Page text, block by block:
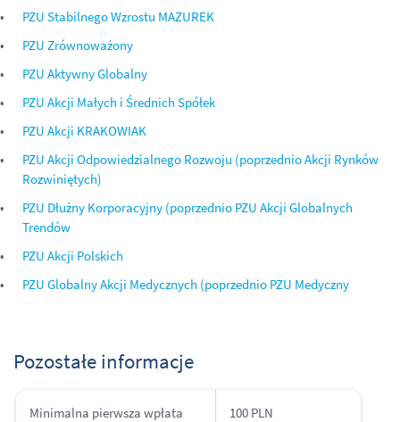
PZU Stabilnego Wzrostu MAZUREK
PZU Zrównoważony
PZU Aktywny Globalny
PZU Akcji Małych i Średnich Spółek
PZU Akcji KRAKOWIAK
PZU Akcji Odpowiedzialnego Rozwoju (poprzednio Akcji Rynków
Rozwiniętych)
PZU Dłużny Korporacyjny (poprzednio PZU Akcji Globalnych
Trendów
PZU Akcji Polskich
PZU Globalny Akcji Medycznych (poprzednio PZU Medyczny
Pozostałe informacje
Minimalna pierwsza wpłata 100 PLN